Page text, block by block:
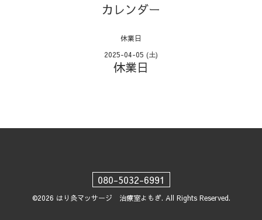
カレンダー
休業日
2025-04-05 (土)
休業日
080-5032-6991
©2026 はり灸マッサージ 治療室よもぎ. All Rights Reserved.